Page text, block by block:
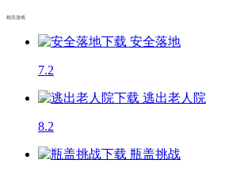
相关游戏
安全落地
7.2
逃出老人院
8.2
瓶盖挑战